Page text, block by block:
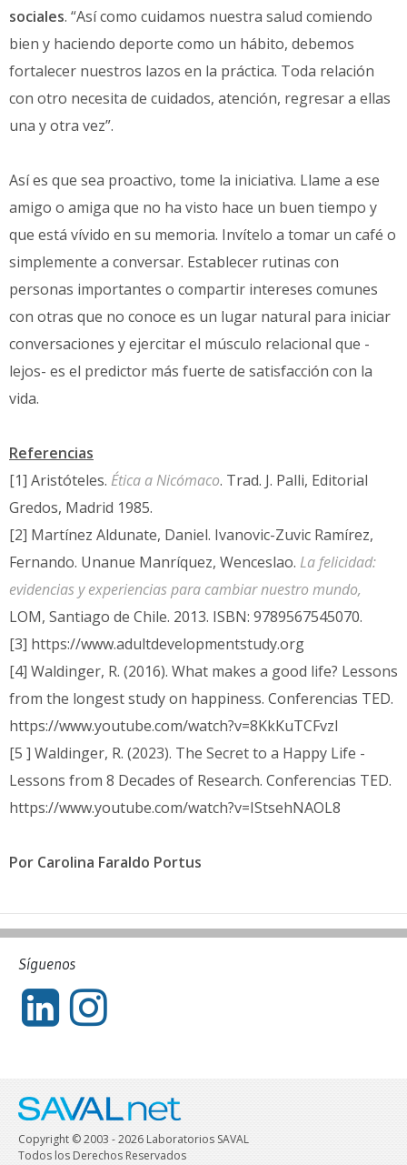
sociales. “Así como cuidamos nuestra salud comiendo
bien y haciendo deporte como un hábito, debemos
fortalecer nuestros lazos en la práctica. Toda relación
con otro necesita de cuidados, atención, regresar a ellas
una y otra vez”.
Así es que sea proactivo, tome la iniciativa. Llame a ese
amigo o amiga que no ha visto hace un buen tiempo y
que está vívido en su memoria. Invítelo a tomar un café o
simplemente a conversar. Establecer rutinas con
personas importantes o compartir intereses comunes
con otras que no conoce es un lugar natural para iniciar
conversaciones y ejercitar el músculo relacional que -
lejos- es el predictor más fuerte de satisfacción con la
vida.
Referencias
[1] Aristóteles. Ética a Nicómaco. Trad. J. Palli, Editorial
Gredos, Madrid 1985.
[2] Martínez Aldunate, Daniel. Ivanovic-Zuvic Ramírez,
Fernando. Unanue Manríquez, Wenceslao. La felicidad:
evidencias y experiencias para cambiar nuestro mundo,
LOM, Santiago de Chile. 2013. ISBN: 9789567545070.
[3] https://www.adultdevelopmentstudy.org
[4] Waldinger, R. (2016). What makes a good life? Lessons
from the longest study on happiness. Conferencias TED.
https://www.youtube.com/watch?v=8KkKuTCFvzI
[5 ] Waldinger, R. (2023). The Secret to a Happy Life -
Lessons from 8 Decades of Research. Conferencias TED.
https://www.youtube.com/watch?v=IStsehNAOL8
Por Carolina Faraldo Portus
Síguenos
Copyright © 2003 - 2026 Laboratorios SAVAL
Todos los Derechos Reservados